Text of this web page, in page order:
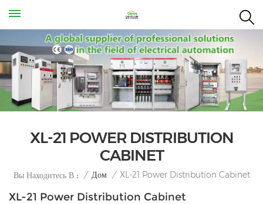
XL-21 POWER DISTRIBUTION
CABINET
Вы Находитесь В : / Дом / XL-21 Power Distribution Cabinet
XL-21 Power Distribution Cabinet